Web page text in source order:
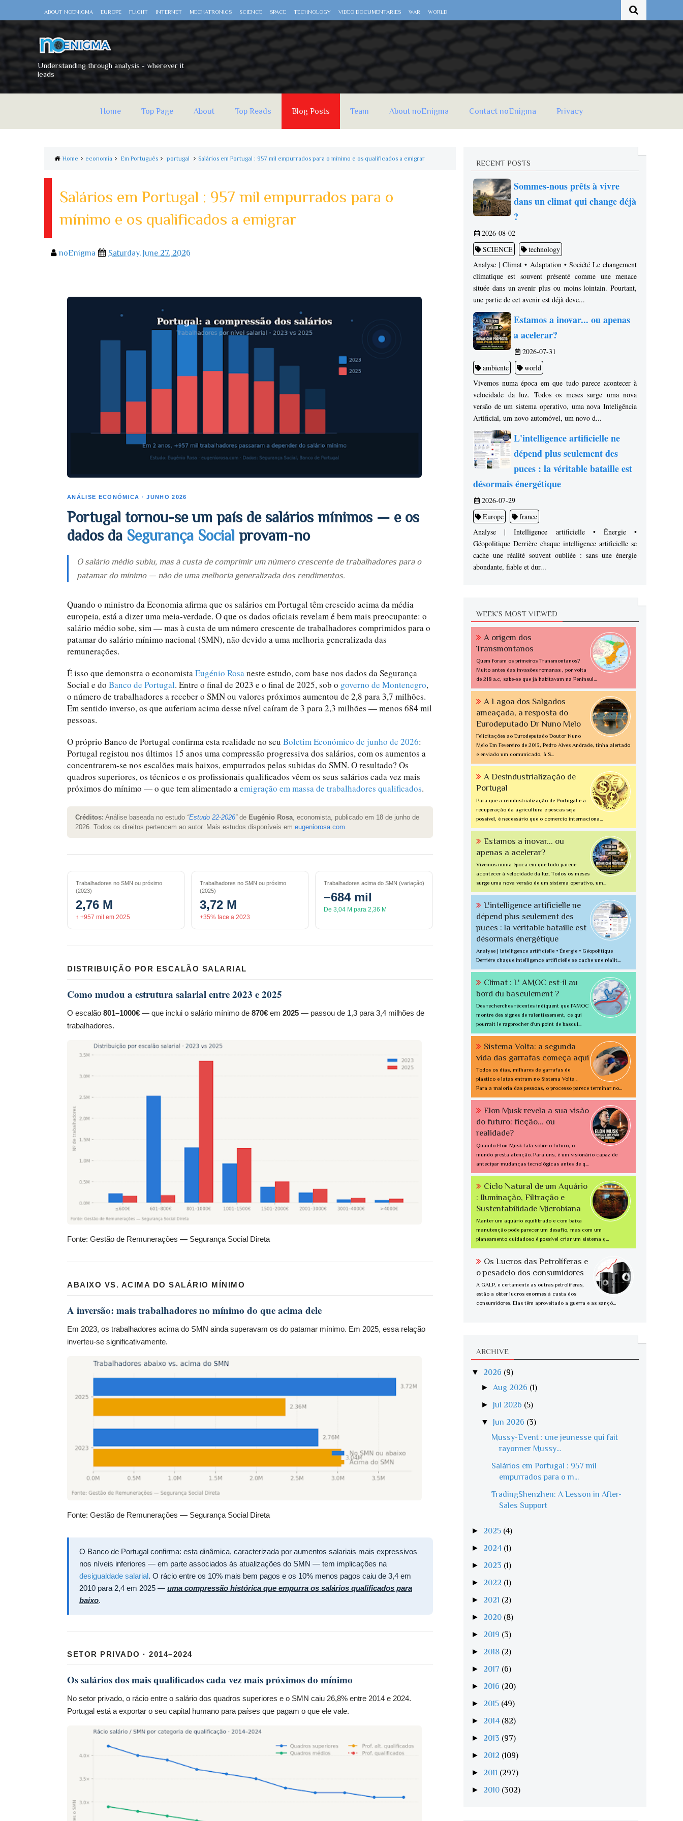
ABOUT NOENIGMA EUROPE FLIGHT INTERNET MECHATRONICS SCIENCE SPACE TECHNOLOGY VIDEO DOCUMENTARIES WAR WORLD
Understanding through analysis - wherever it
leads
Home Top Page About Top Reads Blog Posts Team About noEnigma Contact noEnigma Privacy
Home economia Em Português portugal Salários em Portugal : 957 mil empurrados para o mínimo e os qualificados a emigrar
Salários em Portugal : 957 mil empurrados para o
mínimo e os qualificados a emigrar
noEnigma Saturday, June 27, 2026
ANÁLISE ECONÓMICA · JUNHO 2026
Portugal tornou-se um país de salários mínimos — e os
dados da Segurança Social provam-no
O salário médio subiu, mas à custa de comprimir um número crescente de trabalhadores para o
patamar do mínimo — não de uma melhoria generalizada dos rendimentos.
Quando o ministro da Economia afirma que os salários em Portugal têm crescido acima da média
europeia, está a dizer uma meia-verdade. O que os dados oficiais revelam é bem mais preocupante: o
salário médio sobe, sim — mas à custa de um número crescente de trabalhadores comprimidos para o
patamar do salário mínimo nacional (SMN), não devido a uma melhoria generalizada das
remunerações.
É isso que demonstra o economistaEugénio Rosaneste estudo, com base nos dados da Segurança
Social e do Banco de Portugal. Entre o final de 2023 e o final de 2025, sob o governo de Montenegro,
o número de trabalhadores a receber o SMN ou valores próximos aumentou de 2,8 para 3,7 milhões.
Em sentido inverso, os que auferiam acima desse nível caíram de 3 para 2,3 milhões — menos 684 mil
pessoas.
O próprio Banco de Portugal confirma esta realidade no seu Boletim Económico de junho de 2026:
Portugal registou nos últimos 15 anos uma compressão progressiva dos salários, com os aumentos a
concentrarem-se nos escalões mais baixos, empurrados pelas subidas do SMN. O resultado? Os
quadros superiores, os técnicos e os profissionais qualificados vêem os seus salários cada vez mais
próximos do mínimo — o que tem alimentado aemigração em massa de trabalhadores qualificados.
Créditos: Análise baseada no estudo “Estudo 22-2026”de Eugénio Rosa, economista, publicado em 18 de junho de
2026. Todos os direitos pertencem ao autor. Mais estudos disponíveis em eugeniorosa.com.
Trabalhadores no SMN ou próximo
(2023)
2,76 M
↑ +957 mil em 2025
Trabalhadores no SMN ou próximo
(2025)
3,72 M
+35% face a 2023
Trabalhadores acima do SMN (variação)
−684 mil
De 3,04 M para 2,36 M
DISTRIBUIÇÃO POR ESCALÃO SALARIAL
Como mudou a estrutura salarial entre 2023 e 2025
O escalão 801–1000€ — que inclui o salário mínimo de 870€ em 2025 — passou de 1,3 para 3,4 milhões de
trabalhadores.
Fonte: Gestão de Remunerações — Segurança Social Direta
ABAIXO VS. ACIMA DO SALÁRIO MÍNIMO
A inversão: mais trabalhadores no mínimo do que acima dele
Em 2023, os trabalhadores acima do SMN ainda superavam os do patamar mínimo. Em 2025, essa relação
inverteu-se significativamente.
Fonte: Gestão de Remunerações — Segurança Social Direta
O Banco de Portugal confirma: esta dinâmica, caracterizada por aumentos salariais mais expressivos
nos níveis inferiores — em parte associados às atualizações do SMN — tem implicações na
desigualdade salarial. O rácio entre os 10% mais bem pagos e os 10% menos pagos caiu de 3,4 em
2010 para 2,4 em 2025 — uma compressão histórica que empurra os salários qualificados para
baixo.
SETOR PRIVADO · 2014–2024
Os salários dos mais qualificados cada vez mais próximos do mínimo
No setor privado, o rácio entre o salário dos quadros superiores e o SMN caiu 26,8% entre 2014 e 2024.
Portugal está a exportar o seu capital humano para países que pagam o que ele vale.
RECENT POSTS
Sommes-nous prêts à vivre
dans un climat qui change déjà
?
2026-08-02
SCIENCE
technology
Analyse | Climat • Adaptation • Société Le changement
climatique est souvent présenté comme une menace
située dans un avenir plus ou moins lointain. Pourtant,
une partie de cet avenir est déjà deve...
Estamos a inovar... ou apenas
a acelerar?
2026-07-31
ambiente
world
Vivemos numa época em que tudo parece acontecer à
velocidade da luz. Todos os meses surge uma nova
versão de um sistema operativo, uma nova Inteligência
Artificial, um novo automóvel, um novo d...
L'intelligence artificielle ne
dépend plus seulement des
puces : la véritable bataille est
désormais énergétique
2026-07-29
Europe
france
Analyse | Intelligence artificielle • Énergie •
Géopolitique Derrière chaque intelligence artificielle se
cache une réalité souvent oubliée : sans une énergie
abondante, fiable et dur...
WEEK'S MOST VIEWED
A origem dos
Transmontanos
Quem foram os primeiros Transmontanos?
Muito antes das invasões romanas , por volta
de 218 a.c, sabe-se que já habitavam na Penínsul...
A Lagoa dos Salgados
ameaçada, a resposta do
Eurodeputado Dr Nuno Melo
Felicitações ao Eurodeputado Doutor Nuno
Melo Em Fevereiro de 2013, Pedro Alves Andrade, tinha alertado
e enviado um comunicado, à S...
A Desindustrialização de
Portugal
Para que a reindustrialização de Portugal e a
recuperação da agricultura e pescas seja
possível, é necessário que o comercio internaciona...
Estamos a inovar... ou
apenas a acelerar?
Vivemos numa época em que tudo parece
acontecer à velocidade da luz. Todos os meses
surge uma nova versão de um sistema operativo, um...
L'intelligence artificielle ne
dépend plus seulement des
puces : la véritable bataille est
désormais énergétique
Analyse | Intelligence artificielle • Énergie • Géopolitique
Derrière chaque intelligence artificielle se cache une réalit...
Climat : L' AMOC est-il au
bord du basculement ?
Des recherches récentes indiquent que l'AMOC
montre des signes de ralentissement, ce qui
pourrait le rapprocher d'un point de bascul...
Sistema Volta: a segunda
vida das garrafas começa aqui
Todos os dias, milhares de garrafas de
plástico e latas entram no Sistema Volta .
Para a maioria das pessoas, o processo parece terminar no...
Elon Musk revela a sua visão
do futuro: ficção... ou
realidade?
Quando Elon Musk fala sobre o futuro, o
mundo presta atenção. Para uns, é um visionário capaz de
antecipar mudanças tecnológicas antes de q...
Ciclo Natural de um Aquário
: Iluminação, Filtração e
Sustentabilidade Microbiana
Manter um aquário equilibrado e com baixa
manutenção pode parecer um desafio, mas com um
planeamento cuidadoso é possível criar um sistema q...
Os Lucros das Petrolíferas e
o pesadelo dos consumidores
A GALP, e certamente as outras petrolíferas,
estão a obter lucros enormes à custa dos
consumidores. Elas têm aproveitado a guerra e as sançõ...
ARCHIVE
▼ 2026 (9)
► Aug 2026 (1)
► Jul 2026 (5)
▼ Jun 2026 (3)
Mussy-Event : une jeunesse qui fait
rayonner Mussy...
Salários em Portugal : 957 mil
empurrados para o m...
TradingShenzhen: A Lesson in After-
Sales Support
► 2025 (4)
► 2024 (1)
► 2023 (1)
► 2022 (1)
► 2021 (2)
► 2020 (8)
► 2019 (3)
► 2018 (2)
► 2017 (6)
► 2016 (20)
► 2015 (49)
► 2014 (82)
► 2013 (97)
► 2012 (109)
► 2011 (297)
► 2010 (302)